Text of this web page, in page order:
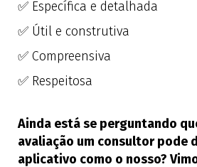
✅ Específica e detalhada
✅ Útil e construtiva
✅ Compreensiva
✅ Respeitosa
Ainda está se perguntando
avaliação um consultor pode
aplicativo como o nosso?